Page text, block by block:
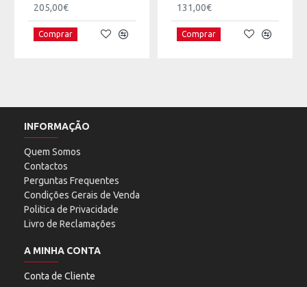
205,00€
Comprar
131,00€
Comprar
INFORMAÇÃO
Quem Somos
Contactos
Perguntas Frequentes
Condições Gerais de Venda
Politica de Privacidade
Livro de Reclamações
A MINHA CONTA
Conta de Cliente